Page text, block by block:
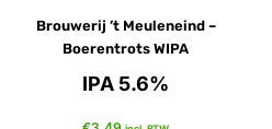
Brouwerij ’t Meuleneind –
Boerentrots WIPA
IPA 5.6%